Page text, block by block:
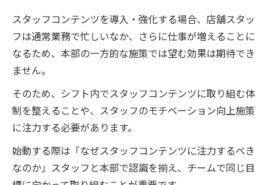
スタッフコンテンツを導入・強化する場合、店舗スタッ
フは通常業務で忙しいなか、さらに仕事が増えることに
なるため、本部の一方的な施策では望む効果は期待でき
ません。
そのため、シフト内でスタッフコンテンツに取り組む体
制を整えることや、スタッフのモチベーション向上施策
に注力する必要があります。
始動する際は「なぜスタッフコンテンツに注力するべき
なのか」スタッフと本部で認識を揃え、チームで同じ目